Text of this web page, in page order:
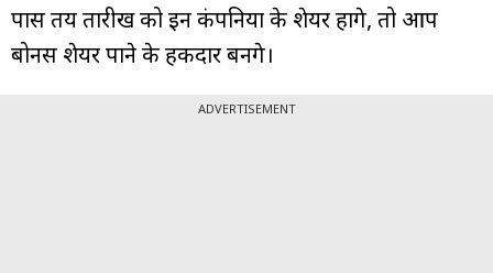
पास तय तारीख को इन कंपनियों के शेयर होंगे, तो आप
बोनस शेयर पाने के हकदार बनेंगे।
ADVERTISEMENT